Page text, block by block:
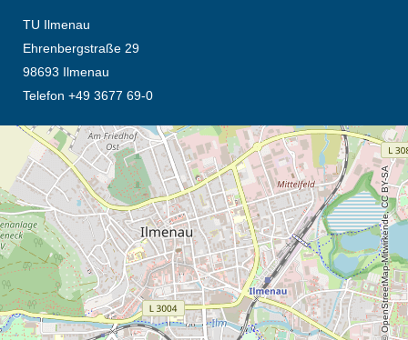
TU Ilmenau
Ehrenbergstraße 29
98693 Ilmenau
Telefon +49 3677 69-0
Öffnet die Anfahrtsbeschreibung in neuem Tab (Karte)
© OpenStreetMap-Mitwirkende, CC BY-SA